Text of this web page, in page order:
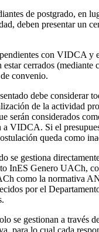
de postgrado, en
deben presentar un
con VIDCA y
cerrados (mediante
convenio.
debe considerar
de la actividad
serán considerados
a VIDCA. Si el
queda como
se gestiona
InES Genero UACh,
como la normativa
por el
se gestionan a través